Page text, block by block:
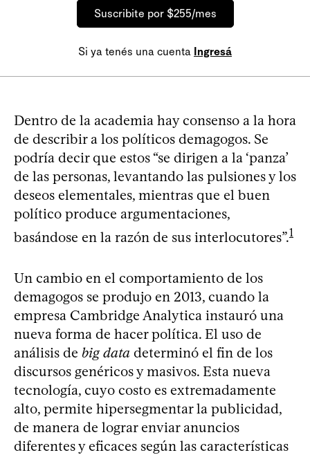
Suscribite por $255/mes
Si ya tenés una cuenta Ingresá
Dentro de la academia hay consenso a la hora
de describir a los políticos demagogos. Se
podría decir que estos “se dirigen a la ‘panza’
de las personas, levantando las pulsiones y los
deseos elementales, mientras que el buen
político produce argumentaciones,
basándose en la razón de sus interlocutores”.1
Un cambio en el comportamiento de los
demagogos se produjo en 2013, cuando la
empresa Cambridge Analytica instauró una
nueva forma de hacer política. El uso de
análisis de big data determinó el fin de los
discursos genéricos y masivos. Esta nueva
tecnología, cuyo costo es extremadamente
alto, permite hipersegmentar la publicidad,
de manera de lograr enviar anuncios
diferentes y eficaces según las características